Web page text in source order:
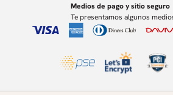
Medios de pago y sitio seguro
Te presentamos algunos